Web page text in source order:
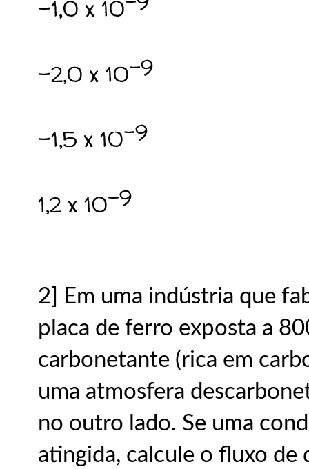
-1,0 x 10
-2,0 x 10-9
-1,5 x 10-9
1,2 x 10-9
2] Em uma indústria que
placa de ferro exposta a
carbonetante (rica em
uma atmosfera
no outro lado. Se uma
atingida, calcule o fluxo de